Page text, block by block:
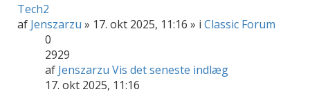
Tech2
af Jenszarzu » 17. okt 2025, 11:16 » i Classic Forum
0
2929
af Jenszarzu Vis det seneste indlæg
17. okt 2025, 11:16